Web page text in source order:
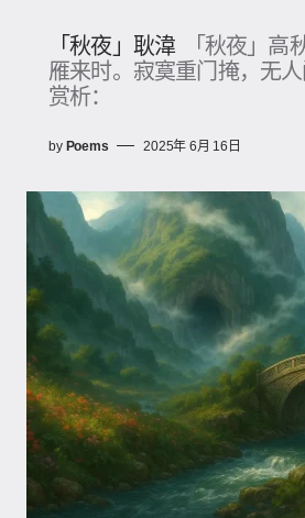
「秋夜」耿湋
「秋夜」高
雁来时。寂寞重门掩，无
赏析：
by Poems 2025年 6月 16日